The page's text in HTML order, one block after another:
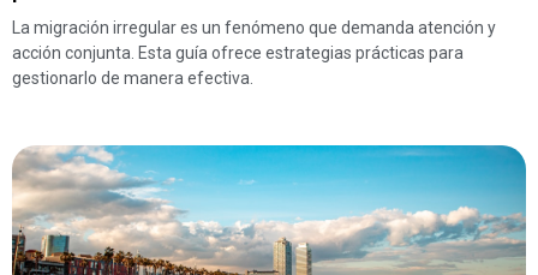
La migración irregular es un fenómeno que demanda atención y
acción conjunta. Esta guía ofrece estrategias prácticas para
gestionarlo de manera efectiva.